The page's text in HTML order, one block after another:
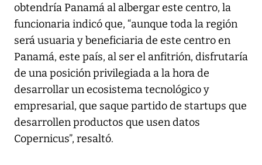
obtendría Panamá al albergar este centro, la
funcionaria indicó que, “aunque toda la región
será usuaria y beneficiaria de este centro en
Panamá, este país, al ser el anfitrión, disfrutaría
de una posición privilegiada a la hora de
desarrollar un ecosistema tecnológico y
empresarial, que saque partido de startups que
desarrollen productos que usen datos
Copernicus”, resaltó.